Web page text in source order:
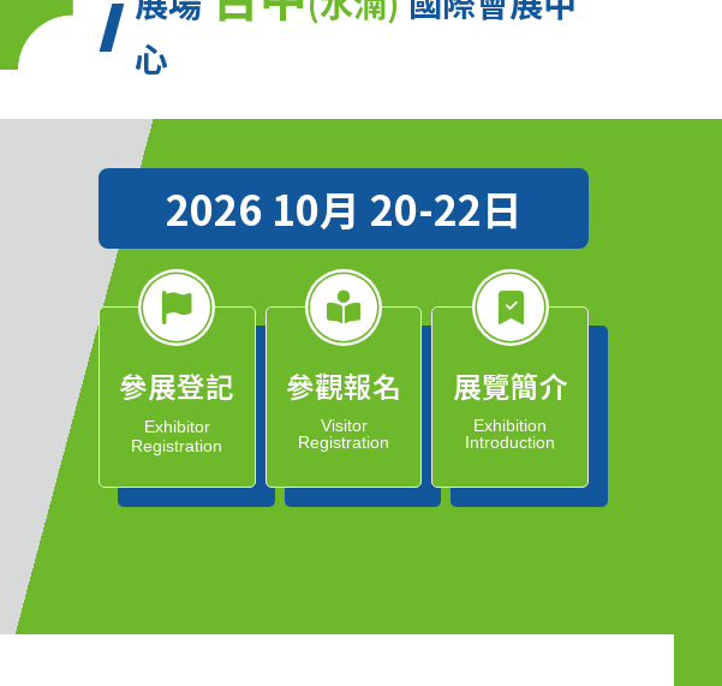
心
2026 10月 20-22日
參展登記
Exhibitor
Registration
參觀報名
Visitor
Registration
展覽簡介
Exhibition
Introduction